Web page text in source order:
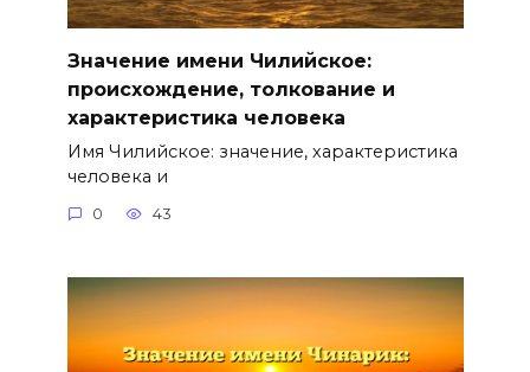
Значение имени Чилийское:
происхождение, толкование и
характеристика человека
Имя Чилийское: значение, характеристика
человека и
0 43